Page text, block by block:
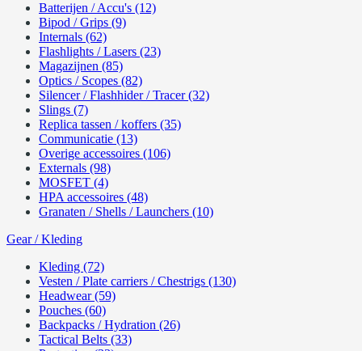
Batterijen / Accu's (12)
Bipod / Grips (9)
Internals (62)
Flashlights / Lasers (23)
Magazijnen (85)
Optics / Scopes (82)
Silencer / Flashhider / Tracer (32)
Slings (7)
Replica tassen / koffers (35)
Communicatie (13)
Overige accessoires (106)
Externals (98)
MOSFET (4)
HPA accessoires (48)
Granaten / Shells / Launchers (10)
Gear / Kleding
Kleding (72)
Vesten / Plate carriers / Chestrigs (130)
Headwear (59)
Pouches (60)
Backpacks / Hydration (26)
Tactical Belts (33)